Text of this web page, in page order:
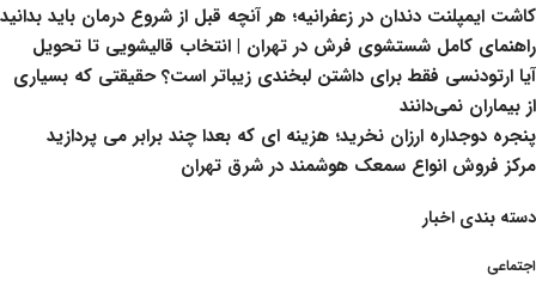
کاشت ایمپلنت دندان در زعفرانیه؛ هر آنچه قبل از شروع درمان باید بدانید
راهنمای کامل شستشوی فرش در تهران | انتخاب قالیشویی تا تحویل
آیا ارتودنسی فقط برای داشتن لبخندی زیباتر است؟ حقیقتی که بسیاری
از بیماران نمی‌دانند
پنجره دوجداره ارزان نخرید؛ هزینه ای که بعدا چند برابر می پردازید
مرکز فروش انواع سمعک هوشمند در شرق تهران
دسته بندی اخبار
اجتماعی